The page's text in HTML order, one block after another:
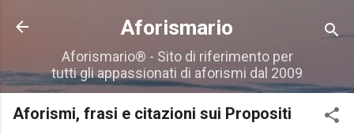
Passa ai contenuti principali
Aforismario
Aforismario® - Sito di riferimento per
tutti gli appassionati di aforismi dal 2009
Aforismi, frasi e citazioni sui Propositi